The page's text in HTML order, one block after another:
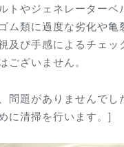
トやジェネレーターベ
ム類に過度な劣化や亀
及び手感によるチェッ
ございません。
問題がありませんでし
に清掃を行います。]